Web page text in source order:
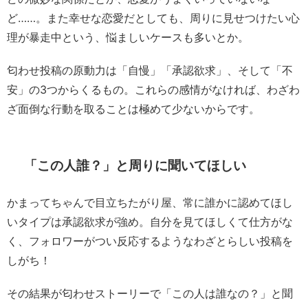
ど……。また幸せな恋愛だとしても、周りに見せつけたい心
理が暴走中という、悩ましいケースも多いとか。
匂わせ投稿の原動力は「自慢」「承認欲求」、そして「不
安」の3つからくるもの。これらの感情がなければ、わざわ
ざ面倒な行動を取ることは極めて少ないからです。
「この人誰？」と周りに聞いてほしい
かまってちゃんで目立ちたがり屋、常に誰かに認めてほし
いタイプは承認欲求が強め。自分を見てほしくて仕方がな
く、フォロワーがつい反応するようなわざとらしい投稿を
しがち！
その結果が匂わせストーリーで「この人は誰なの？」と聞